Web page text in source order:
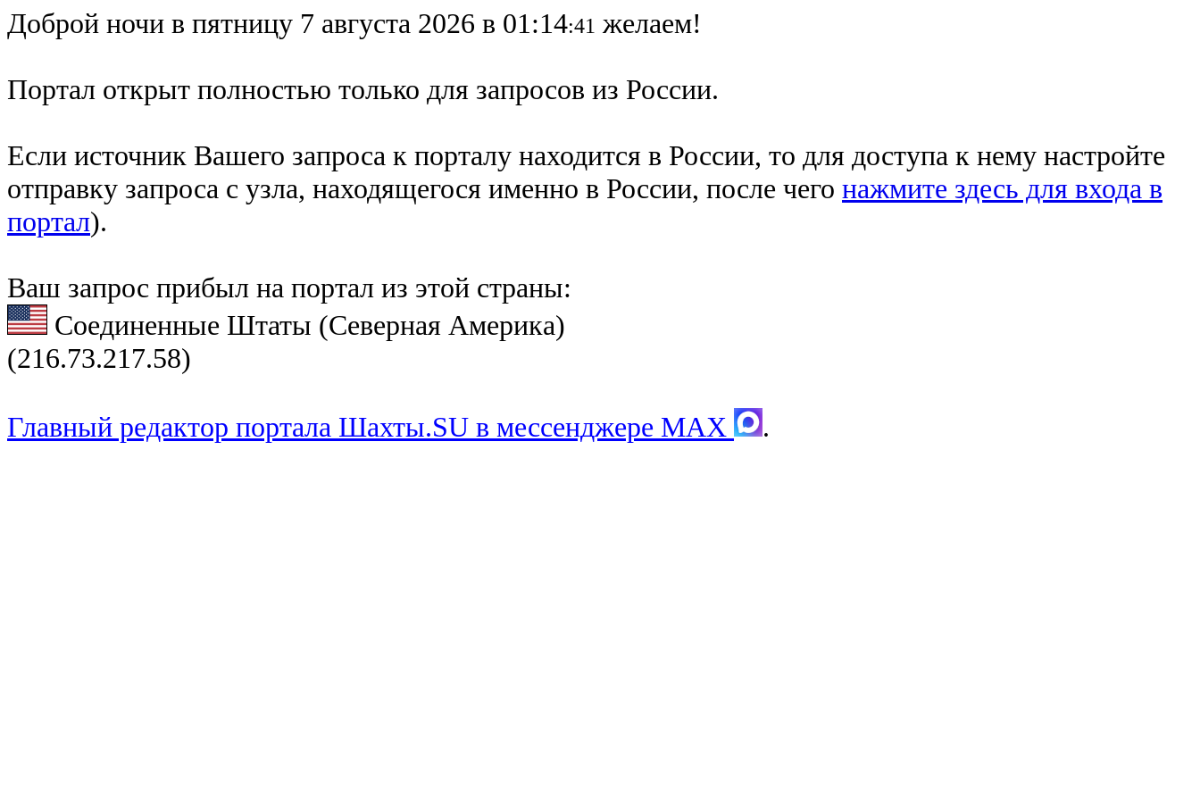
Доброй ночи в пятницу 7 августа 2026 в 01:14:41 желаем!
Портал открыт полностью только для запросов из России.
Если источник Вашего запроса к порталу находится в России, то для доступа к нему настройте
отправку запроса с узла, находящегося именно в России, после чего нажмите здесь для входа в
портал).
Ваш запрос прибыл на портал из этой страны:
Соединенные Штаты (Северная Америка)
(216.73.217.58)
Главный редактор портала Шахты.SU в мессенджере MAX .